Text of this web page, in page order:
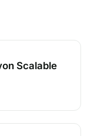
Scalable Capital
Scalable